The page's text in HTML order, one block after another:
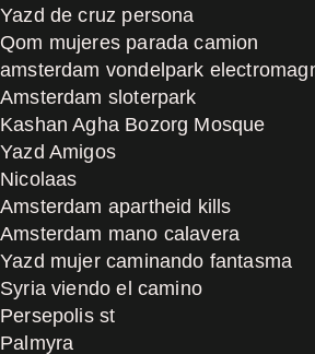
Yazd de cruz persona
Qom mujeres parada camion
amsterdam vondelpark
Amsterdam sloterpark
Kashan Agha Bozorg Mosque
Yazd Amigos
Nicolaas
Amsterdam apartheid kills
Amsterdam mano calavera
Yazd mujer caminando fantasma
Syria viendo el camino
Persepolis st
Palmyra